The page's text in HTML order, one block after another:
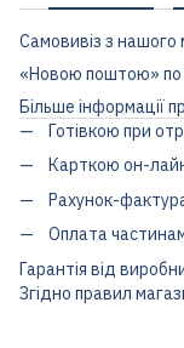
Самовивіз з
«Новою поштою» по
Більше інформації
Готівкою при
Карткою он-
Рахунок-
Оплата
Гарантія від
Згідно правил